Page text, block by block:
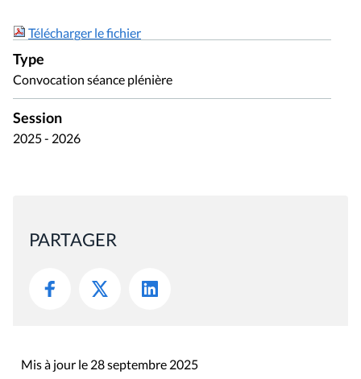
Télécharger le fichier
Type
Convocation séance plénière
Session
2025 - 2026
PARTAGER
Mis à jour le 28 septembre 2025